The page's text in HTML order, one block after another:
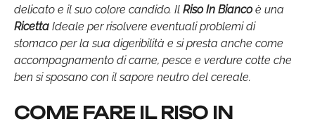
delicato e il suo colore candido. Il Riso In Biancoè una
Ricetta Ideale per risolvere eventuali problemi di
stomaco per la sua digeribilità e si presta anche come
accompagnamento di carne, pesce e verdure cotte che
ben si sposano con il sapore neutro del cereale.
COME FARE IL RISO IN